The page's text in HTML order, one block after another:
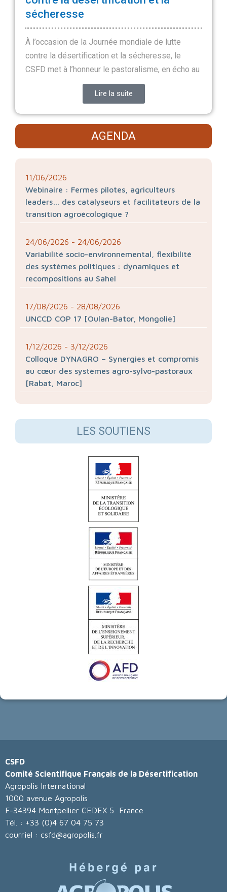
sécheresse
À l’occasion de la Journée mondiale de lutte
contre la désertification et la sécheresse, le
CSFD met à l’honneur le pastoralisme, en écho au
Lire la suite
AGENDA
11/06/2026
Webinaire : Fermes pilotes, agriculteurs
leaders… des catalyseurs et facilitateurs de la
transition agroécologique ?
24/06/2026 - 24/06/2026
Variabilité socio-environnemental, flexibilité
des systèmes politiques : dynamiques et
recompositions au Sahel
17/08/2026 - 28/08/2026
UNCCD COP 17 [Oulan-Bator, Mongolie]
1/12/2026 - 3/12/2026
Colloque DYNAGRO – Synergies et compromis
au cœur des systèmes agro-sylvo-pastoraux
[Rabat, Maroc]
LES SOUTIENS
CSFD
Comité Scientifique Français de la Désertification
Agropolis International
1000 avenue Agropolis
F-34394 Montpellier CEDEX 5 France
Tél. : +33 (0)4 67 04 75 73
courriel : csfd@agropolis.fr